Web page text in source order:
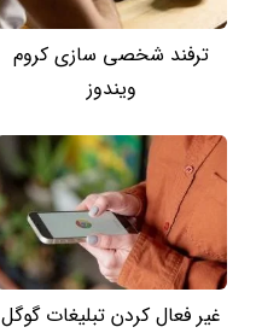
ترفند شخصی سازی کروم
ویندوز
غیر فعال کردن تبلیغات گوگل